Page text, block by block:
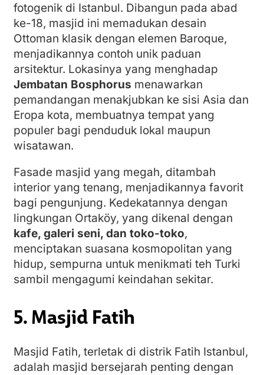
fotogenik di Istanbul. Dibangun pada abad
ke-18, masjid ini memadukan desain
Ottoman klasik dengan elemen Baroque,
menjadikannya contoh unik paduan
arsitektur. Lokasinya yang menghadap
Jembatan Bosphorus menawarkan
pemandangan menakjubkan ke sisi Asia dan
Eropa kota, membuatnya tempat yang
populer bagi penduduk lokal maupun
wisatawan.
Fasade masjid yang megah, ditambah
interior yang tenang, menjadikannya favorit
bagi pengunjung. Kedekatannya dengan
lingkungan Ortaköy, yang dikenal dengan
kafe, galeri seni, dan toko-toko,
menciptakan suasana kosmopolitan yang
hidup, sempurna untuk menikmati teh Turki
sambil mengagumi keindahan sekitar.
5. Masjid Fatih
Masjid Fatih, terletak di distrik Fatih Istanbul,
adalah masjid bersejarah penting dengan